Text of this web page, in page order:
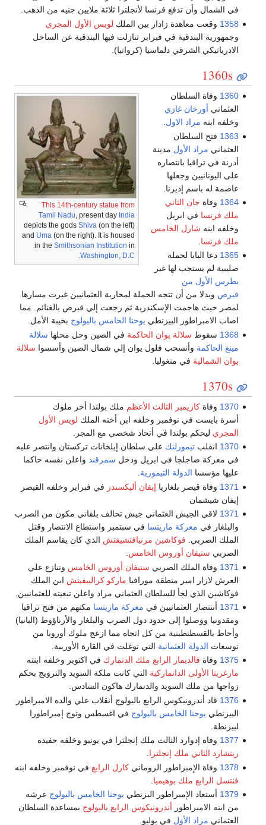
في الشمال وأن تدفع فرنسا لأنجلترا ثلاثة ملايين جنيه من الذهب.
1358 وقعت معاهدة زادار بين الملك لويس الأول المجري
وجمهورية البندقية في فبرابر تنازلت فيها البندقية عن الساحل
الادرياتيكي الشرقي دلماسيا (كرواتيا).
1360s
This 14th-century statue from
Tamil Nadu, present day India
depicts the gods Shiva (on the left)
and Uma (on the right). It is housed
in the Smithsonian Institution in
Washington, D.C.
1360 وفاة السلطان
العثماني أورخان غازي
وخلفه ابنه مراد الاول
1363 فتح السلطان
العثماني مراد الأول مدينة
أدرنة في تراقيا بانتصاره
على اليونانيين وجعلها
عاصمة له باسم إديرنا.
1364 وفاة جان الثاني
ملك فرنسا في ابريل
وخلفه ابنه شارل الخامس
ملك فرنسا
1365 دعا البابا لحملة
صليبية لم يستجب لها غير
بطرس الأول من
قبرص وبدلا من أن تتجه الحملة لمحاربة العثمانيين غيرت مسارها
لمصر حيث هاجمت الإسكندرية ثم رجعت إلي قبرص بالغنائم. مما
اصاب الامبراطور البيزنطي يوحنا الخامس باليولوج بخيبة الأمل.
1368 سقوط سلالة يوان الحاكمة في الصين وحل محلها سلالة
مينغ الحاكمة وأنسحب فلول يوان إلي شمال الصين وأسسوا سلالة
يوان الشمالية في منغوليا.
1370s
1370 وفاةكازيمير الثالث الأعظم ملك بولندا أخر ملوك
أسرة بايست في نوفمبر وخلفه ابن أخته الملك لويس الأول
المجري ليحكم بولندا في أتحاد شخصي مع المجر.
1370 انقلبتيمورلنك علي سلطان إيلخانات تركستان وانتصر عليه
في معركة ضاجلجا في ابريل ودخل سمرقند واعلن نفسه حاكما
عليها مؤسسا الدولة التيمورية.
1371 وفاة قيصر بلغاريا إيفان أليكسندر في فبراير وخلفه القيصر
إيفان شيشمان
1371 لاقي الجيش العثماني جيش تحالف بلقاني مكون من الصرب
والبلغار في معركة ماريتسا في سبتمبر واستطاع الانتصار وقتل
الملك الصربي. فوكاشين مرنيافتشيفتش الذي كان يقاسم الملك
الصربي ستيفان أوروس الخامس
1371 وفاة الملك الصربي ستيفان أوروس الخامس وتنازع علي
العرش لازار امير منطقة مورافيا ماركو كرالييفيتش ابن الملك
فوكاشين الذي لجأ للسلطان العثماني مراد واعلن تبعيته للعثمانيين.
1371 أنتتصار العثمانيين في معركة ماريتسا مكنهم من فتح تراقيا
ومقدونيا ووصلوا إلى حدود دول الصرب والبلغار والأرناؤوط (البانيا)
وأحاط بالقسطنطينية من كل اتجاه مما ازعج ملوك أوروبا من
توسعات الدولة العثمانية التي توغلت في القارة الأوربية.
1375 وفاة فالديمار الرابع ملك الدنمارك في اكتوبر وخلفه ابنته
مارغريتا الأولى الدانماركية التي كانت ملكة السويد والنرويج بحكم
زواجها من ملك السويد والدنمارك هاكون السادس.
1376 قاد أندرونيكوس الرابع باليولوج أنقلاب علي والده الامبراطور
البيزنطي يوحنا الخامس باليولوج في اغسطس وتوج إمبراطورا
لبيزنطة.
1377 وفاة إدوارد الثالث ملك إنجلترا في يونيو وخلفه حفيده
ريتشارد الثاني ملك إنجلترا
1378 وفاة الإمبراطور الرومانيكارل الرابع في نوفمبر وخلفه ابنه
فنتسل الرابع ملك بوهيميا
1379 أستعاد الإمبراطور البزنطي يوحنا الخامس باليولوج عرشه
من ابنه الامبراطور أندرونيكوس الرابع باليولوج بمساعدة السلطان
العثماني مراد الأول في يوليو.